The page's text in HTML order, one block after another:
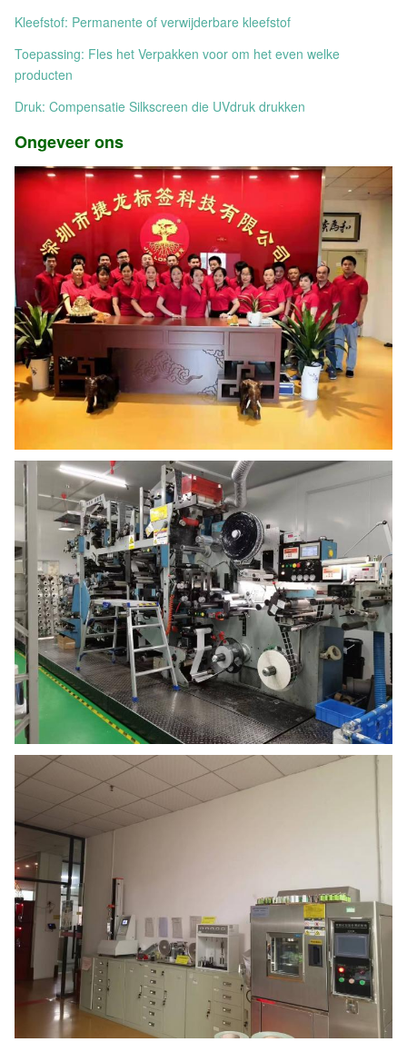
Kleefstof: Permanente of verwijderbare kleefstof
Toepassing: Fles het Verpakken voor om het even welke
producten
Druk: Compensatie Silkscreen die UVdruk drukken
Ongeveer ons